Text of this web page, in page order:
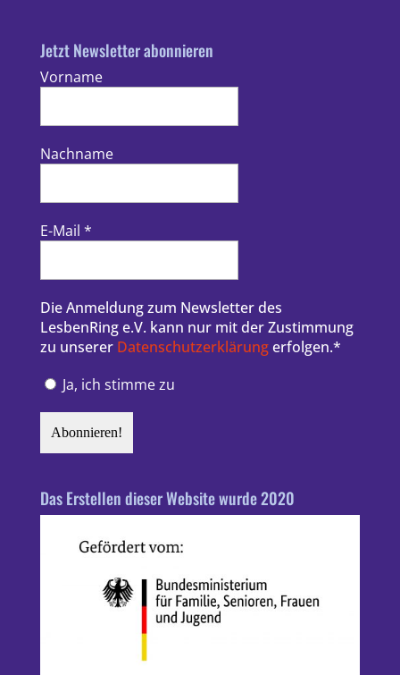
Jetzt Newsletter abonnieren
Vorname
Nachname
E-Mail *
Die Anmeldung zum Newsletter des
LesbenRing e.V. kann nur mit der Zustimmung
zu unserer Datenschutzerklärungerfolgen.*
Ja, ich stimme zu
Das Erstellen dieser Website wurde 2020